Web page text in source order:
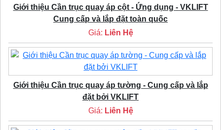
Giới thiệu Cần trục quay áp cột - Ứng dụng - VKLIFT
Cung cấp và lắp đặt toàn quốc
Giá: Liên Hệ
Giới thiệu Cần trục quay áp tường - Cung cấp và lắp
đặt bởi VKLIFT
Giá: Liên Hệ